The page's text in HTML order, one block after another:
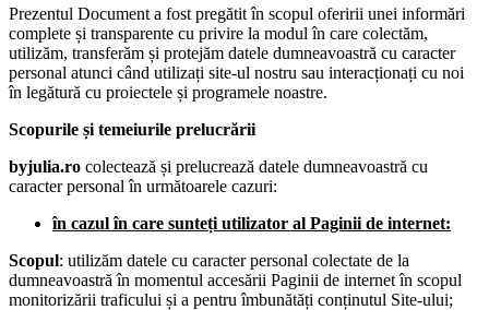
Prezentul Document a fost pregătit în scopul oferirii unei informări
complete și transparente cu privire la modul în care colectăm,
utilizăm, transferăm și protejăm datele dumneavoastră cu caracter
personal atunci când utilizați site-ul nostru sau interacționați cu noi
în legătură cu proiectele și programele noastre.
Scopurile și temeiurile prelucrării
byjulia.ro colectează și prelucrează datele dumneavoastră cu
caracter personal în următoarele cazuri:
în cazul în care sunteți utilizator al Paginii de internet:
Scopul: utilizăm datele cu caracter personal colectate de la
dumneavoastră în momentul accesării Paginii de internet în scopul
monitorizării traficului și a pentru îmbunătăți conținutul Site-ului;